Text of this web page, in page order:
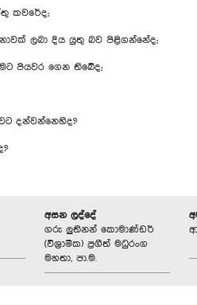
කවරේද;
ලබා දිය යුතු බව පිළිගන්නේද;
පියවර ගෙන තිබේද;
දන්වන්නෙහිද?
අසන ලද්දේ
ගරු ලුතිනන් කොමාණ්ඩර්
(විශ්‍රාමික) ප්‍රගීත් මධුරංග
මහතා, පා.ම.